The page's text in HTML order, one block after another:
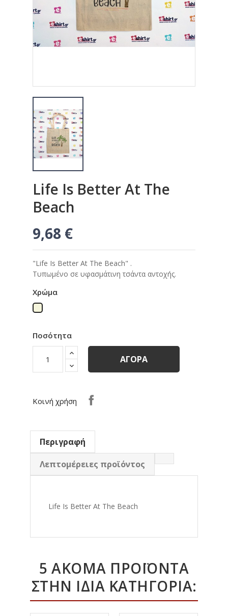
Life Is Better At The
Beach
9,68 €
"Life Is Better At The Beach" .
Τυπωμένο σε υφασμάτινη τσάντα αντοχής.
Χρώμα
Ποσότητα
ΑΓΟΡΆ
Κοινή χρήση
Περιγραφή
Λεπτομέρειες προϊόντος
Life Is Better At The Beach
5 ΑΚΌΜΑ ΠΡΟΪΌΝΤΑ
ΣΤΗΝ ΊΔΙΑ ΚΑΤΗΓΟΡΊΑ: